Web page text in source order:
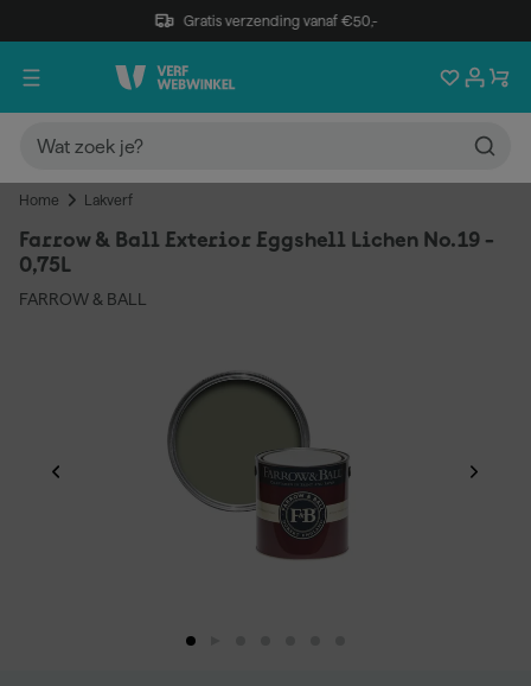
Gratis verzending vanaf €50,-
Home Lakverf
Farrow & Ball Exterior Eggshell Lichen No.19 -
0,75L
FARROW & BALL